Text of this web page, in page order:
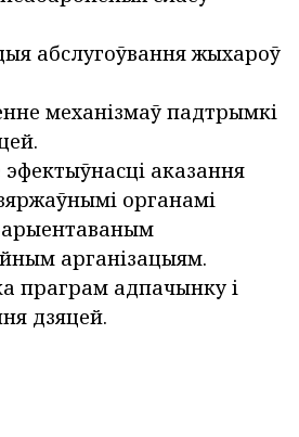
абслугоўвання жыхароў
механізмаў падтрымкі
аказання
органамі
арганізацыям.
праграм адпачынку і
дзяцей.